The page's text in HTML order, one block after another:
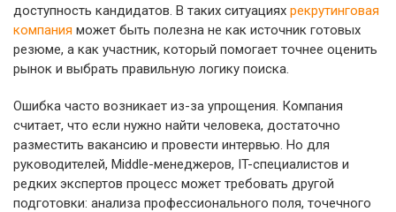
доступность кандидатов. В таких ситуациях рекрутинговая
компания может быть полезна не как источник готовых
резюме, а как участник, который помогает точнее оценить
рынок и выбрать правильную логику поиска.
Ошибка часто возникает из-за упрощения. Компания
считает, что если нужно найти человека, достаточно
разместить вакансию и провести интервью. Но для
руководителей, Middle-менеджеров, IT-специалистов и
редких экспертов процесс может требовать другой
подготовки: анализа профессионального поля, точечного